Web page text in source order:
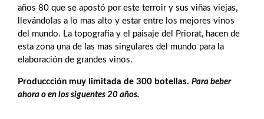
años 80 que se apostó por este terroir y sus viñas viejas,
llevándolas a lo mas alto y estar entre los mejores vinos
del mundo. La topografía y el paisaje del Priorat, hacen de
esta zona una de las mas singulares del mundo para la
elaboración de grandes vinos.
Produccción muy limitada de 300 botellas. Para beber
ahora o en los siguentes 20 años.